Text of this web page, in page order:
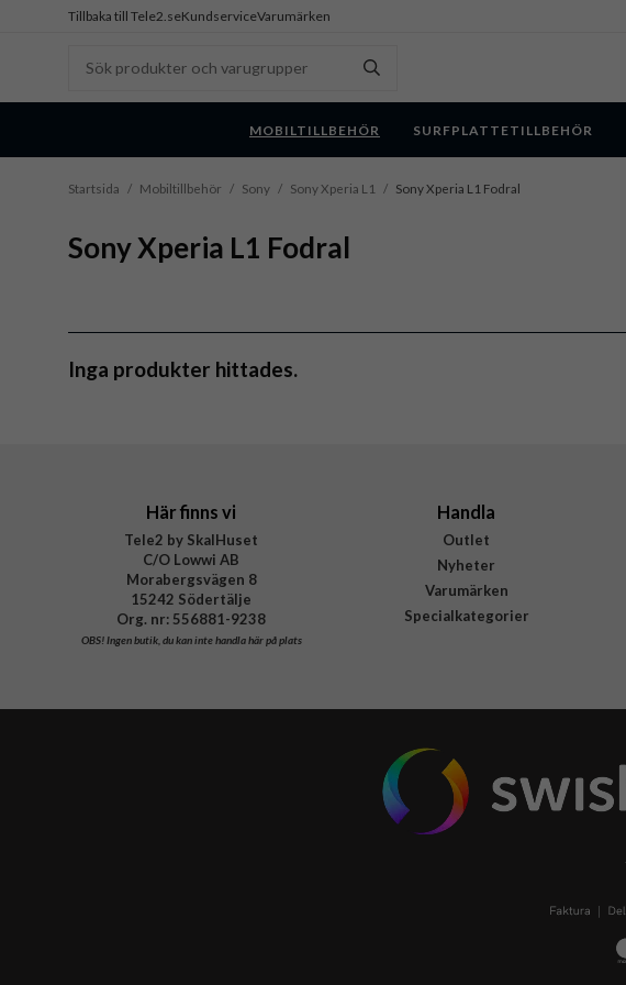
Tillbaka till Tele2.seKundserviceVarumärken
MOBILTILLBEHÖR SURFPLATTETILLBEHÖR
Startsida / Mobiltillbehör / Sony / Sony Xperia L1 / Sony Xperia L1 Fodral
Sony Xperia L1 Fodral
Inga produkter hittades.
Här finns vi
Tele2 by SkalHuset
C/O Lowwi AB
Morabergsvägen 8
15242 Södertälje
Org. nr: 556881-9238
OBS!Ingen butik, du kan inte handla här på plats
Handla
Outlet
Nyheter
Varumärken
Specialkategorier